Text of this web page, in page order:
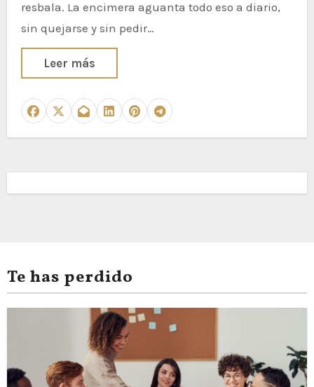
resbala. La encimera aguanta todo eso a diario,
sin quejarse y sin pedir…
Leer más
Te has perdido